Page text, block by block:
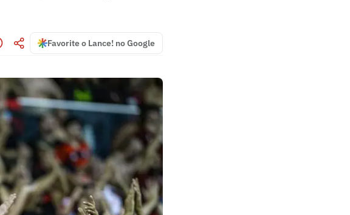
Favorite o Lance! no Google